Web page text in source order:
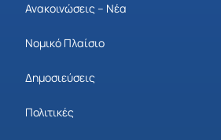
Ανακοινώσεις – Νέα
Νομικό Πλαίσιο
Δημοσιεύσεις
Πολιτικές